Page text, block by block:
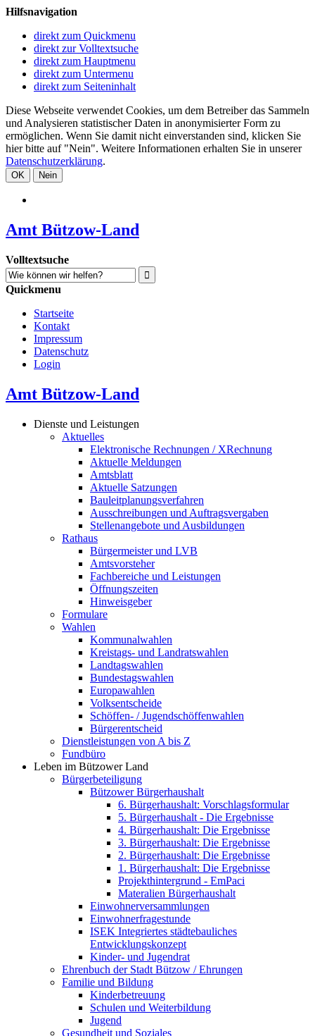
Hilfsnavigation
direkt zum Quickmenu
direkt zur Volltextsuche
direkt zum Hauptmenu
direkt zum Untermenu
direkt zum Seiteninhalt
Diese Webseite verwendet Cookies, um dem Betreiber das Sammeln
und Analysieren statistischer Daten in anonymisierter Form zu
ermöglichen. Wenn Sie damit nicht einverstanden sind, klicken Sie
hier bitte auf "Nein". Weitere Informationen erhalten Sie in unserer
Datenschutzerklärung.
OK Nein
Amt Bützow-Land
Volltextsuche
Quickmenu
Startseite
Kontakt
Impressum
Datenschutz
Login
Amt Bützow-Land
Dienste und Leistungen
Aktuelles
Elektronische Rechnungen / XRechnung
Aktuelle Meldungen
Amtsblatt
Aktuelle Satzungen
Bauleitplanungsverfahren
Ausschreibungen und Auftragsvergaben
Stellenangebote und Ausbildungen
Rathaus
Bürgermeister und LVB
Amtsvorsteher
Fachbereiche und Leistungen
Öffnungszeiten
Hinweisgeber
Formulare
Wahlen
Kommunalwahlen
Kreistags- und Landratswahlen
Landtagswahlen
Bundestagswahlen
Europawahlen
Volksentscheide
Schöffen- / Jugendschöffenwahlen
Bürgerentscheid
Dienstleistungen von A bis Z
Fundbüro
Leben im Bützower Land
Bürgerbeteiligung
Bützower Bürgerhaushalt
6. Bürgerhaushalt: Vorschlagsformular
5. Bürgerhaushalt - Die Ergebnisse
4. Bürgerhaushalt: Die Ergebnisse
3. Bürgerhaushalt: Die Ergebnisse
2. Bürgerhaushalt: Die Ergebnisse
1. Bürgerhaushalt: Die Ergebnisse
Projekthintergrund - EmPaci
Materalien Bürgerhaushalt
Einwohnerversammlungen
Einwohnerfragestunde
ISEK Integriertes städtebauliches
Entwicklungskonzept
Kinder- und Jugendrat
Ehrenbuch der Stadt Bützow / Ehrungen
Familie und Bildung
Kinderbetreuung
Schulen und Weiterbildung
Jugend
Gesundheit und Soziales